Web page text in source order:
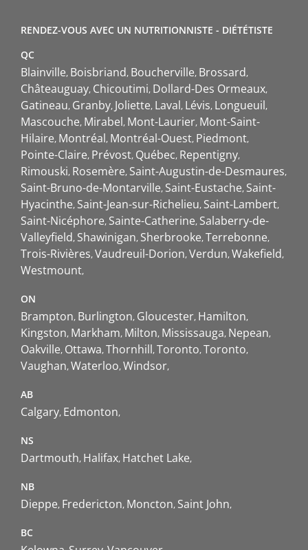
RENDEZ-VOUS AVEC UN NUTRITIONNISTE - DIÉTÉTISTE
QC
Blainville Boisbriand Boucherville Brossard
Châteauguay Chicoutimi Dollard-Des Ormeaux
Gatineau Granby Joliette Laval Lévis Longueuil
Mascouche Mirabel Mont-Laurier Mont-Saint-
Hilaire Montréal Montréal-Ouest Piedmont
Pointe-Claire Prévost Québec Repentigny
Rimouski Rosemère Saint-Augustin-de-Desmaures
Saint-Bruno-de-Montarville Saint-Eustache Saint-
Hyacinthe Saint-Jean-sur-Richelieu Saint-Lambert
Saint-Nicéphore Sainte-Catherine Salaberry-de-
Valleyfield Shawinigan Sherbrooke Terrebonne
Trois-Rivières Vaudreuil-Dorion Verdun Wakefield
Westmount
ON
Brampton Burlington Gloucester Hamilton
Kingston Markham Milton Mississauga Nepean
Oakville Ottawa Thornhill Toronto Toronto
Vaughan Waterloo Windsor
AB
Calgary Edmonton
NS
Dartmouth Halifax Hatchet Lake
NB
Dieppe Fredericton Moncton Saint John
BC